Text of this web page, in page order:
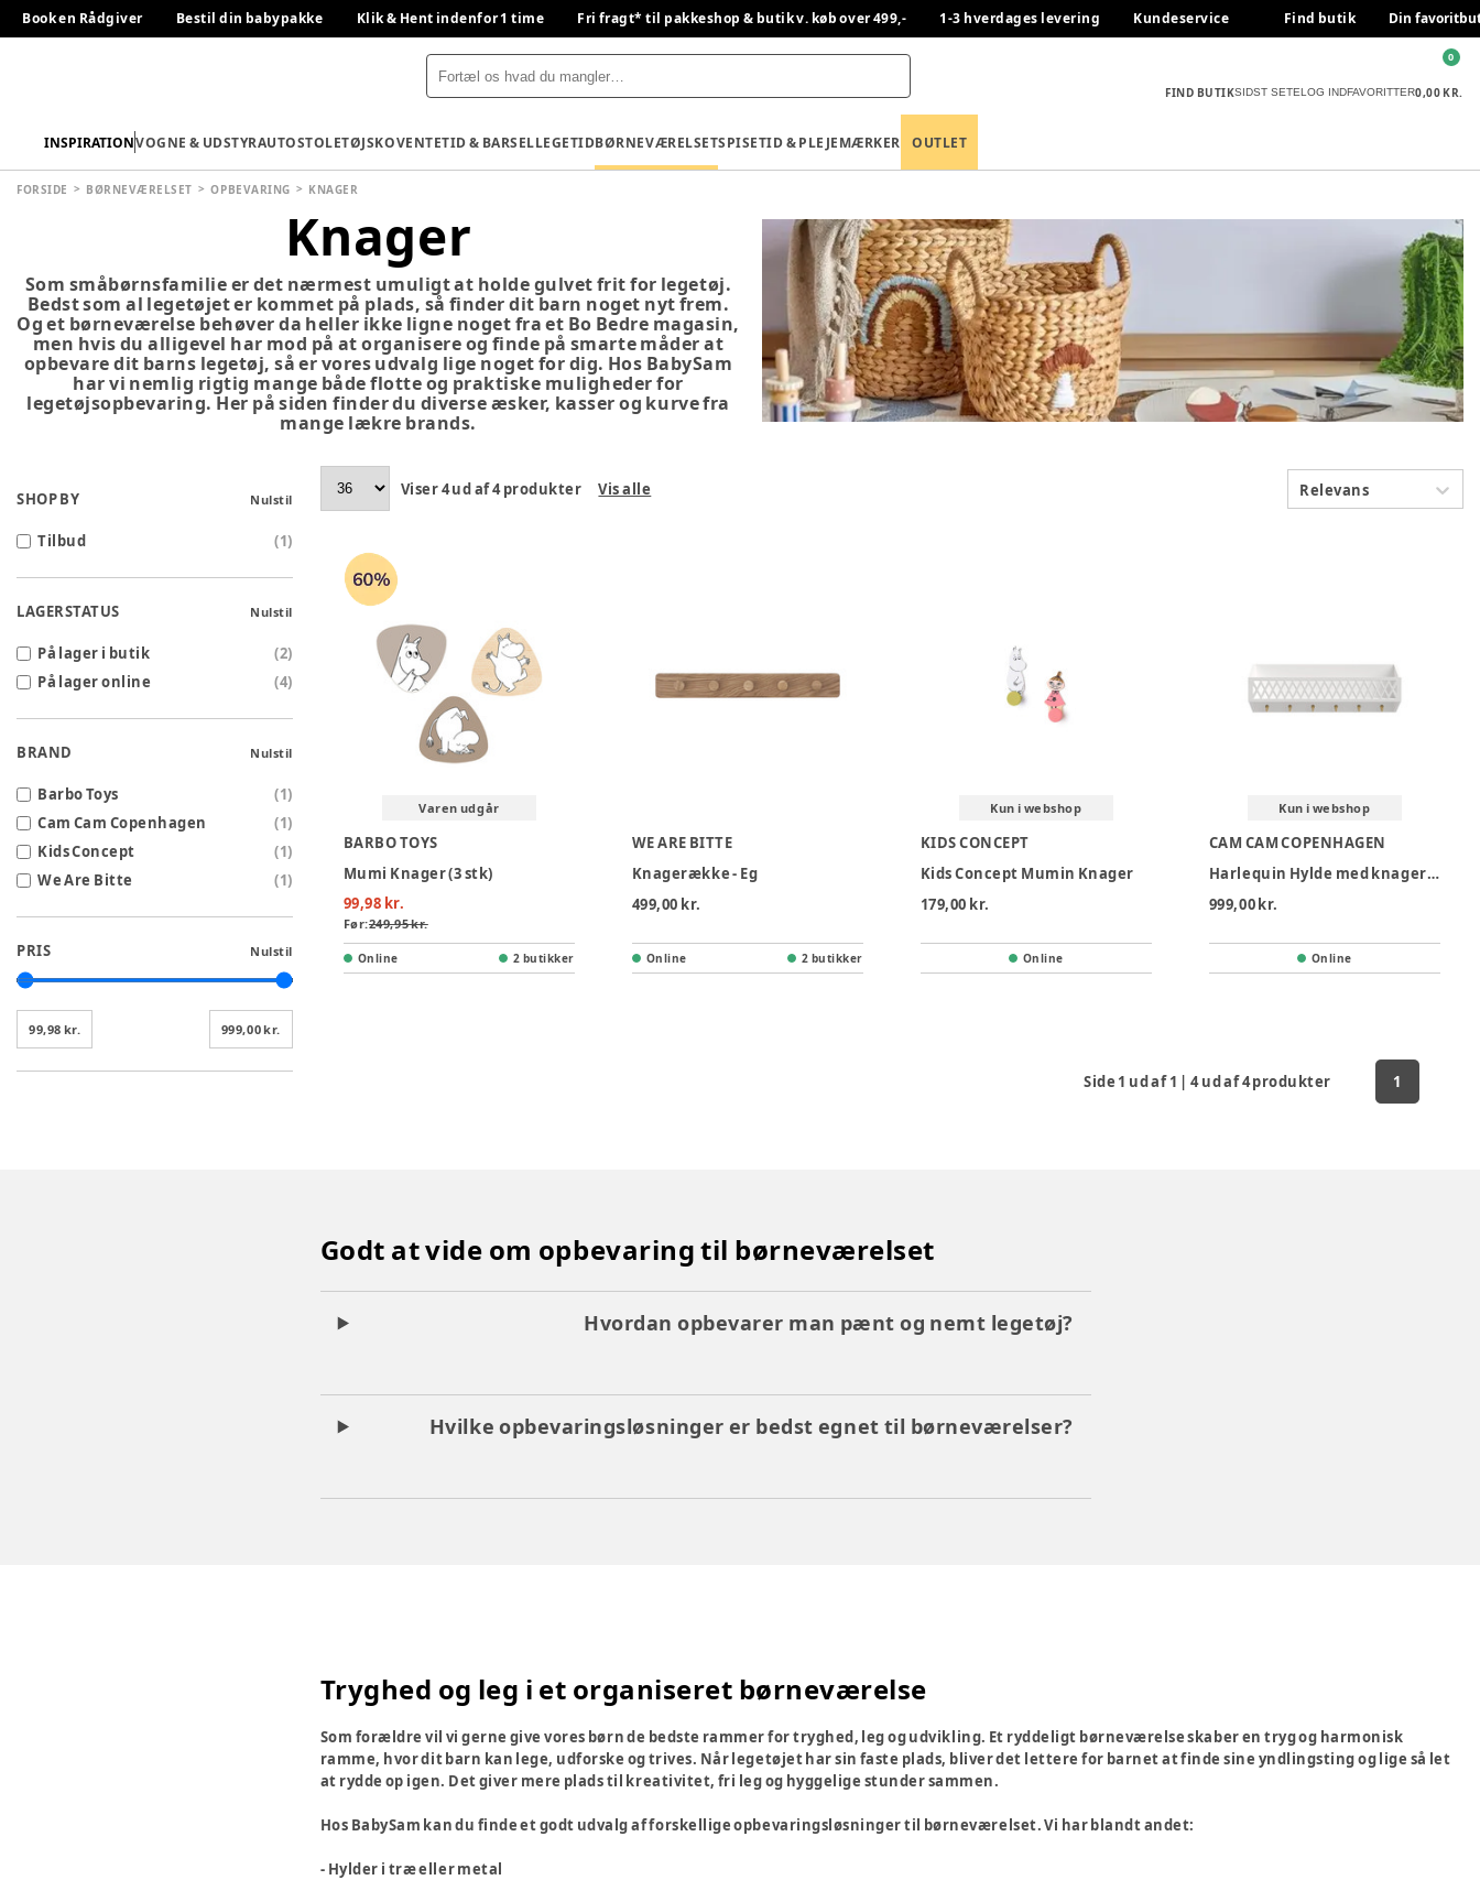
Book en Rådgiver Bestil din babypakke Klik & Hent indenfor 1 time Fri fragt* til pakkeshop & butik v. køb over 499,- 1-3 hverdages levering Kundeservice Find butik Din
FIND BUTIKSIDST SETELOG INDFAVORITTER0,00 KR.
0
INSPIRATIONVOGNE & UDSTYRAUTOSTOLETØJSKOVENTETID & BARSELLEGETIDBØRNEVÆRELSETSPISETID & PLEJEMÆRKER OUTLET
FORSIDE BØRNEVÆRELSET OPBEVARING KNAGER
Knager
Som småbørnsfamilie er det nærmest umuligt at holde gulvet frit for legetøj.
Bedst som al legetøjet er kommet på plads, så finder dit barn noget nyt frem.
Og et børneværelse behøver da heller ikke ligne noget fra et Bo Bedre magasin,
men hvis du alligevel har mod på at organisere og finde på smarte måder at
opbevare dit barns legetøj, så er vores udvalg lige noget for dig. Hos BabySam
har vi nemlig rigtig mange både flotte og praktiske muligheder for
legetøjsopbevaring. Her på siden finder du diverse æsker, kasser og kurve fra
mange lækre brands.
SHOP BY Nulstil
Tilbud (1)
LAGERSTATUS Nulstil
På lager i butik (2)
På lager online
(4)
BRAND Nulstil
Barbo Toys (1)
Cam Cam Copenhagen
(1)
Kids Concept
(1)
We Are Bitte
(1)
PRIS Nulstil
99,98 kr. 999,00 kr.
Viser4ud af4produkter Vis alle Relevans
Varen udgår
BARBO TOYS
Mumi Knager (3 stk)
99,98 kr.
Før:249,95 kr.
Online 2 butikker
WE ARE BITTE
Knagerække - Eg
499,00 kr.
Online 2 butikker
Kun i webshop
KIDS CONCEPT
Kids Concept Mumin Knager
179,00 kr.
Online
Kun i webshop
CAM CAM COPENHAGEN
Harlequin Hylde med knager - Hvid
999,00 kr.
Online
Side 1 ud af1 |4ud af4produkter 1
Godt at vide om opbevaring til børneværelset
Hvordan opbevarer man pænt og nemt legetøj?
Hvilke opbevaringsløsninger er bedst egnet til børneværelser?
Tryghed og leg i et organiseret børneværelse
Som forældre vil vi gerne give vores børn de bedste rammer for tryghed, leg og udvikling. Et ryddeligt børneværelse skaber en tryg og harmonisk
ramme, hvor dit barn kan lege, udforske og trives. Når legetøjet har sin faste plads, bliver det lettere for barnet at finde sine yndlingsting og lige så let
at rydde op igen. Det giver mere plads til kreativitet, fri leg og hyggelige stunder sammen.
Hos BabySam kan du finde et godt udvalg af forskellige opbevaringsløsninger til børneværelset. Vi har blandt andet:
- Hylder i træ eller metal